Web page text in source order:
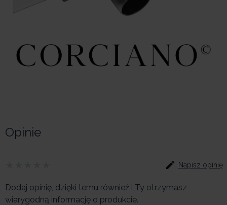
Opinie
Napisz opinię
Dodaj opinię, dzięki temu również i Ty otrzymasz
wiarygodną informację o produkcie.